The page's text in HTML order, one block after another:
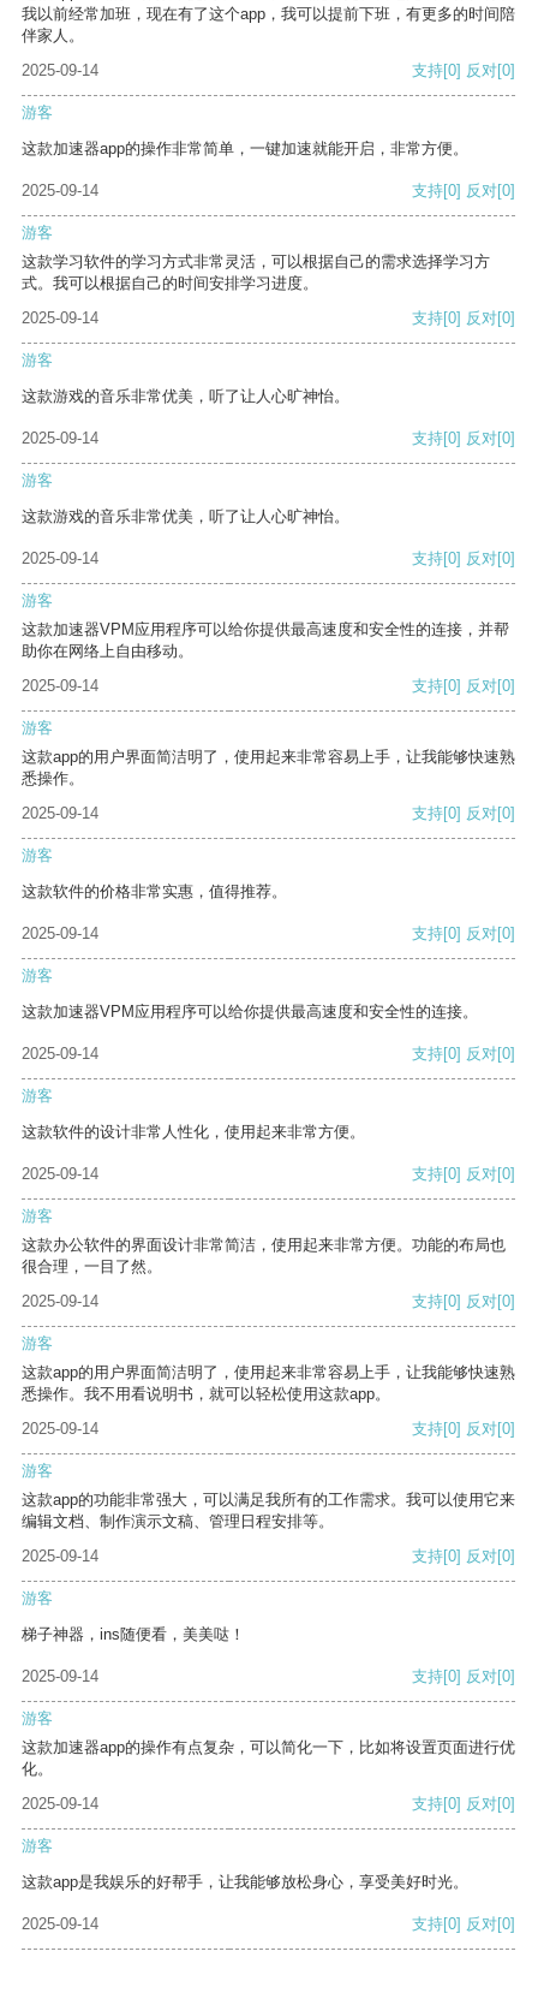
我以前经常加班，现在有了这个app，我可以提前下班，有更多的时间陪
伴家人。
2025-09-14
支持[0] 反对[0]
游客
这款加速器app的操作非常简单，一键加速就能开启，非常方便。
2025-09-14 支持[0] 反对[0]
游客
这款学习软件的学习方式非常灵活，可以根据自己的需求选择学习方
式。我可以根据自己的时间安排学习进度。
2025-09-14
支持[0] 反对[0]
游客
这款游戏的音乐非常优美，听了让人心旷神怡。
2025-09-14 支持[0] 反对[0]
游客
这款游戏的音乐非常优美，听了让人心旷神怡。
2025-09-14 支持[0] 反对[0]
游客
这款加速器VPM应用程序可以给你提供最高速度和安全性的连接，并帮
助你在网络上自由移动。
2025-09-14
支持[0] 反对[0]
游客
这款app的用户界面简洁明了，使用起来非常容易上手，让我能够快速熟
悉操作。
2025-09-14
支持[0] 反对[0]
游客
这款软件的价格非常实惠，值得推荐。
2025-09-14 支持[0] 反对[0]
游客
这款加速器VPM应用程序可以给你提供最高速度和安全性的连接。
2025-09-14 支持[0] 反对[0]
游客
这款软件的设计非常人性化，使用起来非常方便。
2025-09-14 支持[0] 反对[0]
游客
这款办公软件的界面设计非常简洁，使用起来非常方便。功能的布局也
很合理，一目了然。
2025-09-14
支持[0] 反对[0]
游客
这款app的用户界面简洁明了，使用起来非常容易上手，让我能够快速熟
悉操作。我不用看说明书，就可以轻松使用这款app。
2025-09-14
支持[0] 反对[0]
游客
这款app的功能非常强大，可以满足我所有的工作需求。我可以使用它来
编辑文档、制作演示文稿、管理日程安排等。
2025-09-14
支持[0] 反对[0]
游客
梯子神器，ins随便看，美美哒！
2025-09-14 支持[0] 反对[0]
游客
这款加速器app的操作有点复杂，可以简化一下，比如将设置页面进行优
化。
2025-09-14
支持[0] 反对[0]
游客
这款app是我娱乐的好帮手，让我能够放松身心，享受美好时光。
2025-09-14 支持[0] 反对[0]